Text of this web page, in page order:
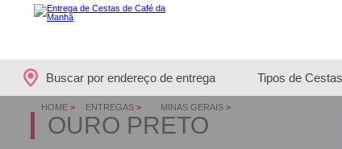
Buscar por endereço de entrega Tipos de Cestas
HOME> ENTREGAS> MINAS GERAIS>
OURO PRETO